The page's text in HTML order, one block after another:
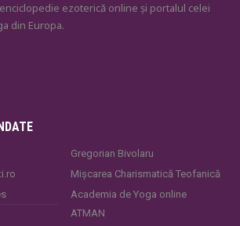
enciclopedie ezoterică online și portalul celei
din Europa.
Gregorian Bivolaru
Mișcarea Charismatică Teofanică
Academia de Yoga online
ATMAN